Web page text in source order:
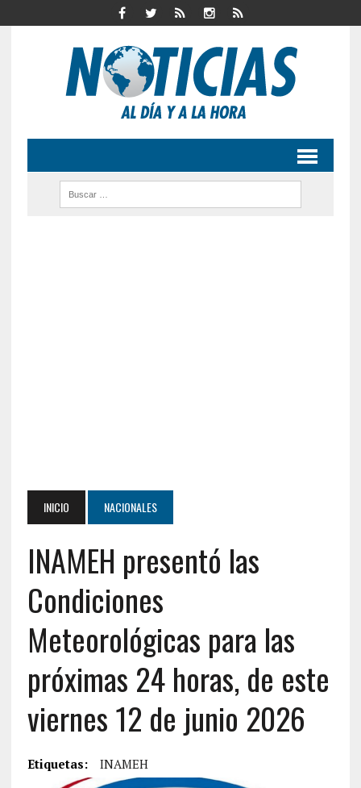
INICIO NACIONALES
INAMEH presentó las
Condiciones
Meteorológicas para las
próximas 24 horas, de este
viernes 12 de junio 2026
Etiquetas: INAMEH